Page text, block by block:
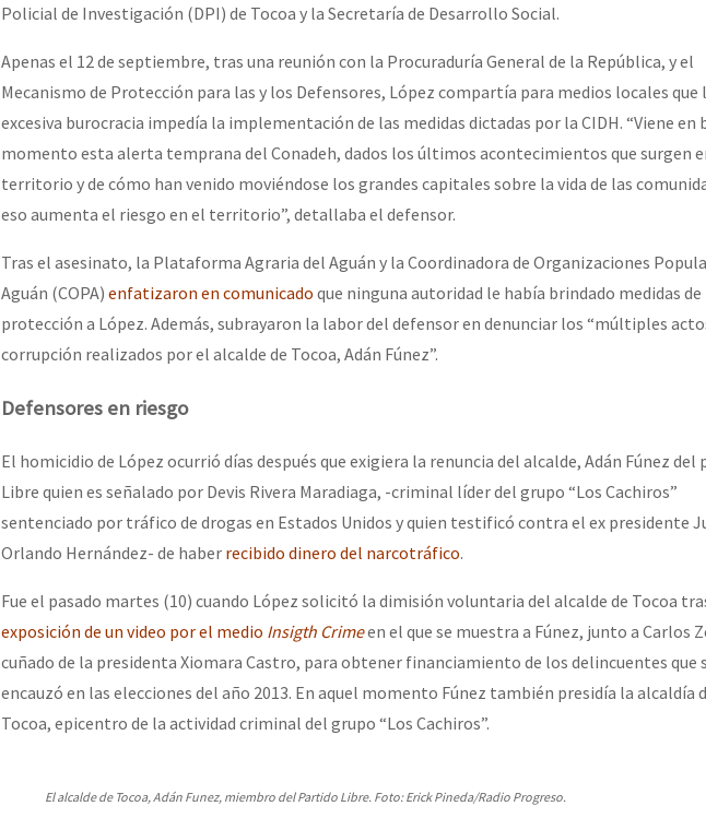
Policial de Investigación (DPI) de Tocoa y la Secretaría de Desarrollo Social.
Apenas el 12 de septiembre, tras una reunión con la Procuraduría General de la República, y el
Mecanismo de Protección para las y los Defensores, López compartía para medios locales que
excesiva burocracia impedía la implementación de las medidas dictadas por la CIDH. “Viene en
momento esta alerta temprana del Conadeh, dados los últimos acontecimientos que surgen
territorio y de cómo han venido moviéndose los grandes capitales sobre la vida de las
eso aumenta el riesgo en el territorio”, detallaba el defensor.
Tras el asesinato, la Plataforma Agraria del Aguán y la Coordinadora de Organizaciones
Aguán (COPA) enfatizaron en comunicado que ninguna autoridad le había brindado medidas de
protección a López. Además, subrayaron la labor del defensor en denunciar los “múltiples
corrupción realizados por el alcalde de Tocoa, Adán Fúnez”.
Defensores en riesgo
El homicidio de López ocurrió días después que exigiera la renuncia del alcalde, Adán Fúnez del
Libre quien es señalado por Devis Rivera Maradiaga, -criminal líder del grupo “Los Cachiros”
sentenciado por tráfico de drogas en Estados Unidos y quien testificó contra el ex presidente
Orlando Hernández- de haber recibido dinero del narcotráfico.
Fue el pasado martes (10) cuando López solicitó la dimisión voluntaria del alcalde de Tocoa
exposición de un video por el medio Insigth Crimeen el que se muestra a Fúnez, junto a Carlos
cuñado de la presidenta Xiomara Castro, para obtener financiamiento de los delincuentes que
encauzó en las elecciones del año 2013. En aquel momento Fúnez también presidía la alcaldía
Tocoa, epicentro de la actividad criminal del grupo “Los Cachiros”.
El alcalde de Tocoa, Adán Funez, miembro del Partido Libre. Foto: Erick Pineda/Radio Progreso.